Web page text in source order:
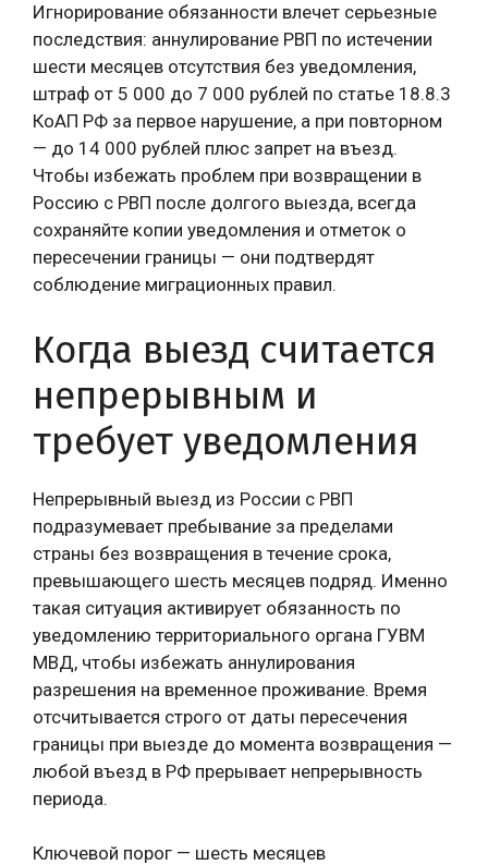
Игнорирование обязанности влечет серьезные
последствия: аннулирование РВП по истечении
шести месяцев отсутствия без уведомления,
штраф от 5 000 до 7 000 рублей по статье 18.8.3
КоАП РФ за первое нарушение, а при повторном
— до 14 000 рублей плюс запрет на въезд.
Чтобы избежать проблем при возвращении в
Россию с РВП после долгого выезда, всегда
сохраняйте копии уведомления и отметок о
пересечении границы — они подтвердят
соблюдение миграционных правил.
Когда выезд считается
непрерывным и
требует уведомления
Непрерывный выезд из России с РВП
подразумевает пребывание за пределами
страны без возвращения в течение срока,
превышающего шесть месяцев подряд. Именно
такая ситуация активирует обязанность по
уведомлению территориального органа ГУВМ
МВД, чтобы избежать аннулирования
разрешения на временное проживание. Время
отсчитывается строго от даты пересечения
границы при выезде до момента возвращения —
любой въезд в РФ прерывает непрерывность
периода.
Ключевой порог — шесть месяцев